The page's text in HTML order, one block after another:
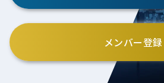
メンバー登録